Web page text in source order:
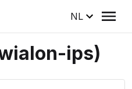
NL
ips)